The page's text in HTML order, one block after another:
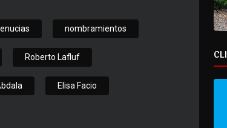
nombramientos
Roberto Lafluf
Elisa Facio